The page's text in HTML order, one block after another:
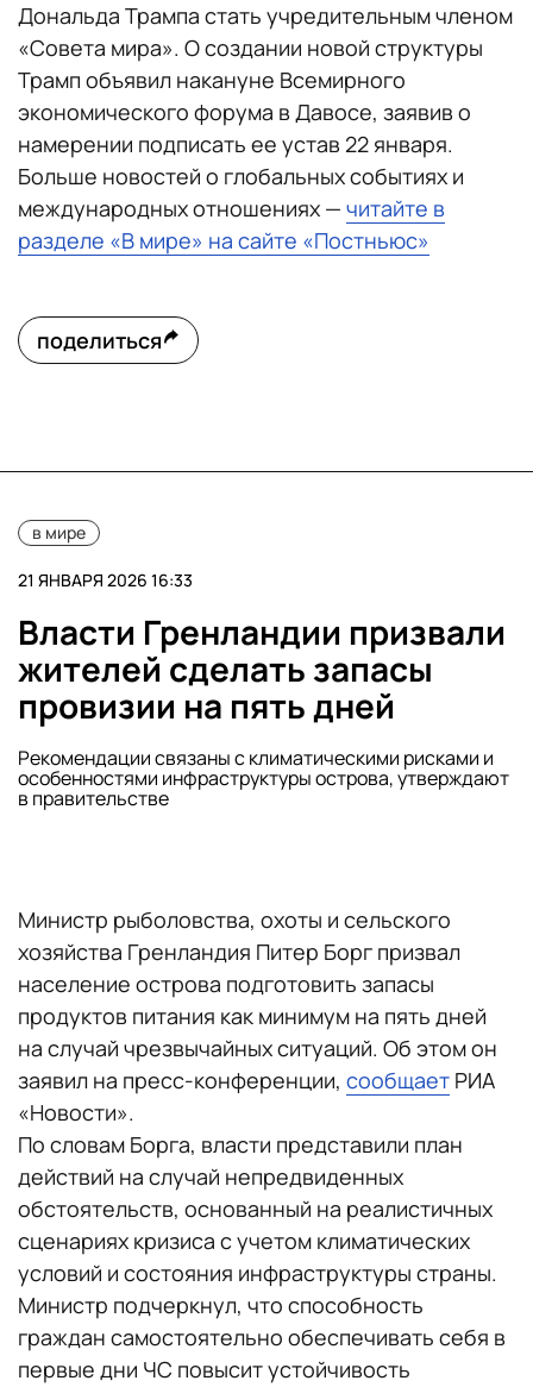
Дональда Трампа стать учредительным членом
«Совета мира». О создании новой структуры
Трамп объявил накануне Всемирного
экономического форума в Давосе, заявив о
намерении подписать ее устав 22 января.
Больше новостей о глобальных событиях и
международных отношениях — читайте в
разделе «В мире» на сайте «Постньюс»
поделиться
в мире
21 ЯНВАРЯ 2026 16:33
Власти Гренландии призвали
жителей сделать запасы
провизии на пять дней
Рекомендации связаны с климатическими рисками и
особенностями инфраструктуры острова, утверждают
в правительстве
Министр рыболовства, охоты и сельского
хозяйства Гренландия Питер Борг призвал
население острова подготовить запасы
продуктов питания как минимум на пять дней
на случай чрезвычайных ситуаций. Об этом он
заявил на пресс-конференции, сообщает РИА
«Новости».
По словам Борга, власти представили план
действий на случай непредвиденных
обстоятельств, основанный на реалистичных
сценариях кризиса с учетом климатических
условий и состояния инфраструктуры страны.
Министр подчеркнул, что способность
граждан самостоятельно обеспечивать себя в
первые дни ЧС повысит устойчивость